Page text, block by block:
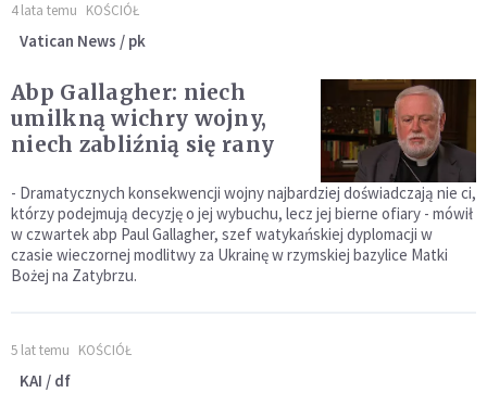
4 lata temu KOŚCIÓŁ
Vatican News / pk
Abp Gallagher: niech
umilkną wichry wojny,
niech zabliźnią się rany
- Dramatycznych konsekwencji wojny najbardziej doświadczają nie ci,
którzy podejmują decyzję o jej wybuchu, lecz jej bierne ofiary - mówił
w czwartek abp Paul Gallagher, szef watykańskiej dyplomacji w
czasie wieczornej modlitwy za Ukrainę w rzymskiej bazylice Matki
Bożej na Zatybrzu.
5 lat temu KOŚCIÓŁ
KAI / df